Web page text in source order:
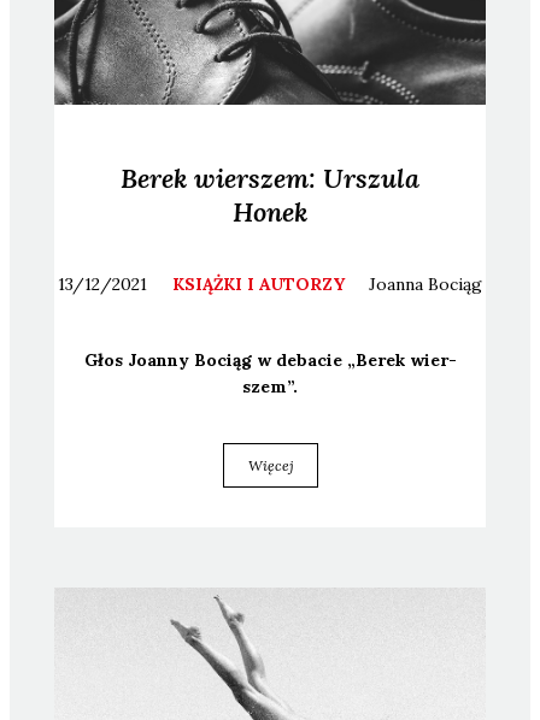
Berek wierszem: Urszula
Honek
13/12/2021 KSIĄŻKI I AUTORZY Joanna Bociąg
Głos Joan­ny Bociąg w deba­cie „Berek wier­
szem”.
Więcej